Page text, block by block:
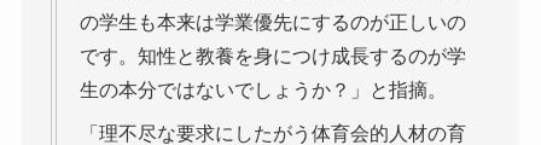
の学生も本来は学業優先にするのが正しいの
です。知性と教養を身につけ成長するのが学
生の本分ではないでしょうか？」と指摘。
「理不尽な要求にしたがう体育会的人材の育